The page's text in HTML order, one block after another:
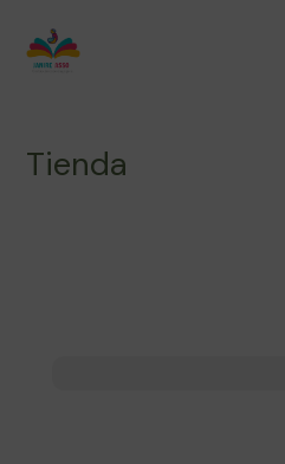
contenido
Tienda